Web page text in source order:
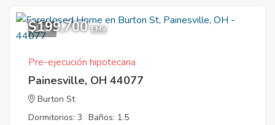
1
$199,700 EMV
Pre-ejecución hipotecaria
Painesville, OH 44077
Burton St
Dormitorios: 3 Baños: 1.5